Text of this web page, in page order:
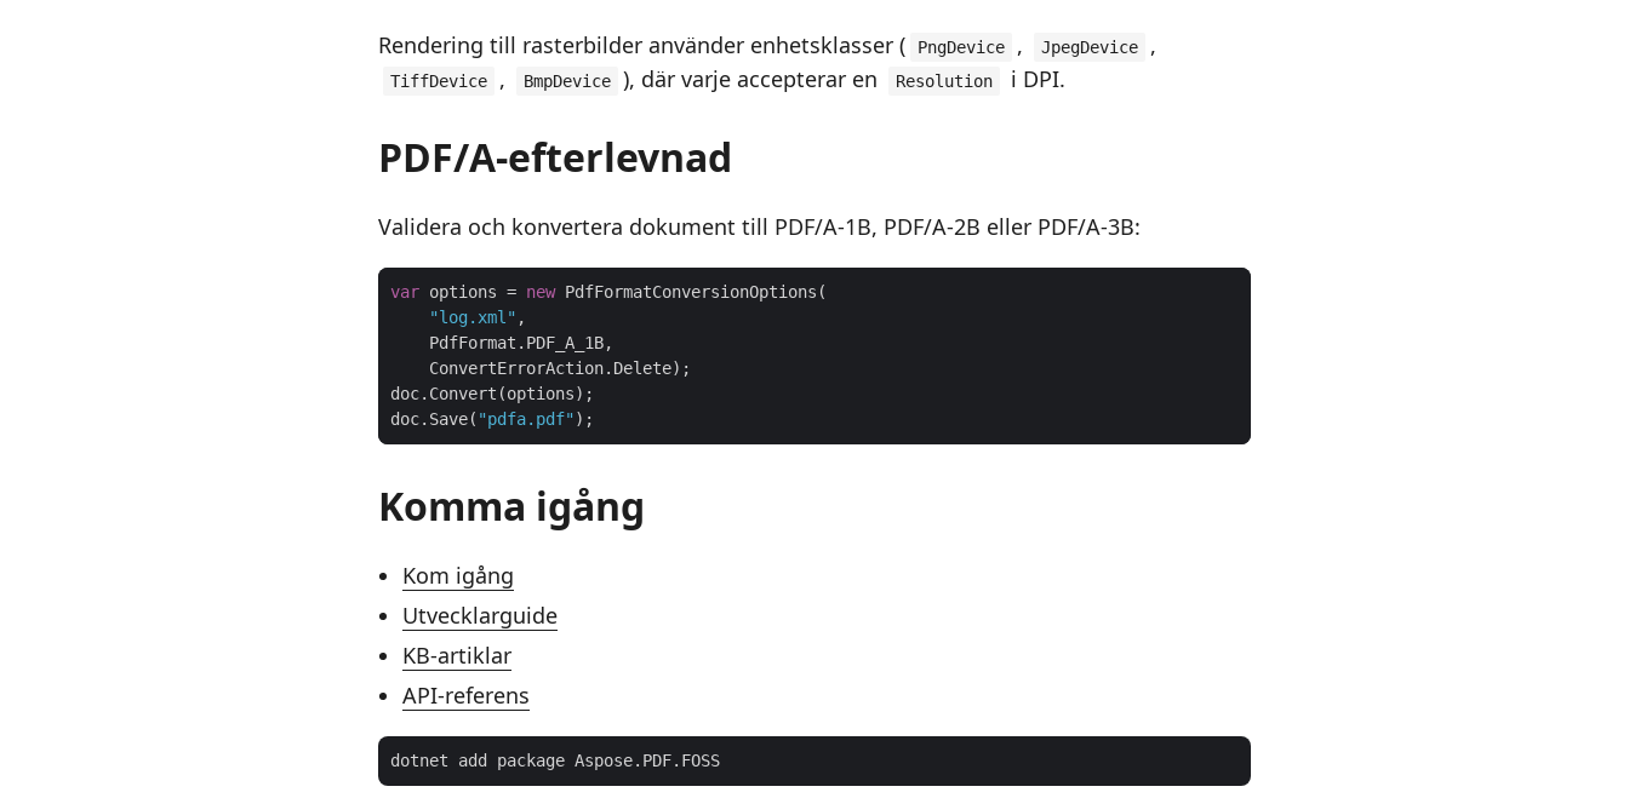
Rendering till rasterbilder använder enhetsklasser ( PngDevice , JpegDevice ,
TiffDevice , BmpDevice ), där varje accepterar en Resolution i DPI.
PDF/A-efterlevnad
Validera och konvertera dokument till PDF/A-1B, PDF/A-2B eller PDF/A-3B:
var options = new
"log.xml"
doc.Save( "pdfa.pdf"
Komma igång
Kom igång
Utvecklarguide
KB-artiklar
API-referens
dotnet add package Aspose.PDF.FOSS